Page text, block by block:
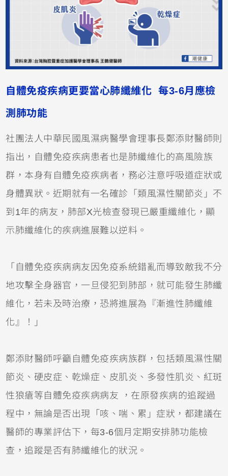
自體免疫疾病更要當心肺纖維化 每3-6月應檢
測肺功能
社團法人中華民國風濕病醫學會理事長鄭添財醫師則
指出，自體免疫疾病患者也是肺纖維化的高風險族
群，本身有自體免疫疾病者，務必注意呼吸道症狀或
身體異狀。近期就有一名確診「類風濕性關節炎」不
到1年的病友，肺部X光檢查發現已嚴重纖維化，顯
示肺纖維化的疾病進展難以逆料。
「自體免疫疾病病友因免疫系統錯亂而導致敵我不分
地攻擊全身器官，一旦侵犯到肺部，就可能發生肺纖
維化，若未及時治療，恐將進展為『漸進性肺纖維
化』！」
鄭添財醫師呼籲自體免疫疾病族群，包括類風濕性關
節炎、硬皮症、乾燥症、皮肌炎、多發性肌炎、紅斑
性狼瘡等自體免疫疾病病友 ，在原發疾病的追蹤過
程中，無論是否出現「咳、喘、累」症狀，都建議在
醫師的專業評估下，每3-6個月定期安排肺功能檢
查，追蹤是否有肺纖維化的狀況。